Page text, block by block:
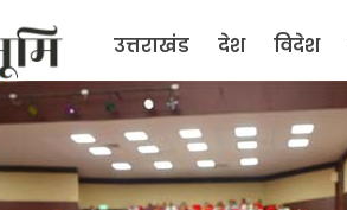
उत्तराखंड देश विदेश